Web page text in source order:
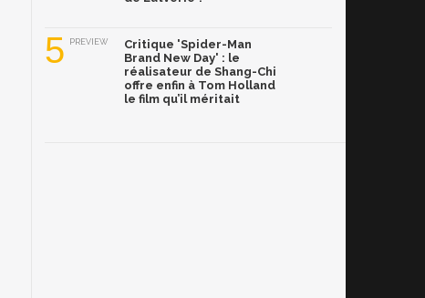
5 PREVIEW
Critique 'Spider-Man
Brand New Day' : le
réalisateur de Shang-Chi
offre enfin à Tom Holland
le film qu’il méritait